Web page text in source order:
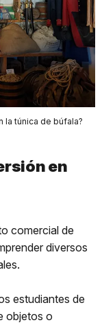
la túnica de búfala?
en
comercial de
diversos
estudiantes de
objetos o